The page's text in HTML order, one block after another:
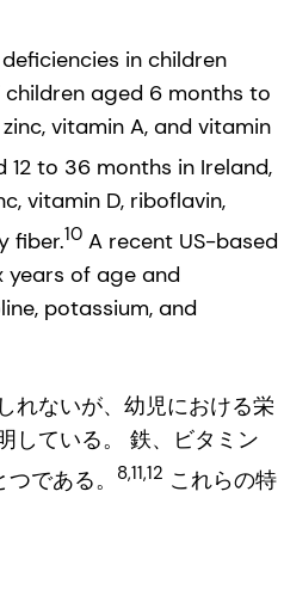
in children
aged 6 months to
vitamin A, and vitamin
to 36 months in Ireland,
vitamin D, riboflavin,
fiber.10 A recent US-based
years of age and
potassium, and
れないが、幼児における栄
している。 鉄、ビタミン
である。
8,11,12 これらの特